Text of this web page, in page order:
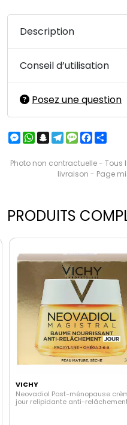
Description
Conseil d’utilisation
Posez une question
Messenger
WhatsApp
Snapchat
Telegram
MessageFacebook
Photo non contractuelle - Tous
livraison - Page
PRODUITS
VICHY
Neovadiol Post-ménopause
jour relipidante anti-